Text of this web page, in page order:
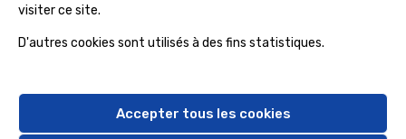
visiter ce site.
D'autres cookies sont utilisés à des fins statistiques.
Accepter tous les cookies
Horaires
Samedi, Dimanche et Fériés: fermé